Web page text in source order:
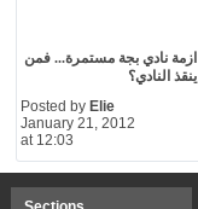
ازمة نادي بجة مستمرة... فمن
ينقذ النادي؟
Posted by Elie
January 21, 2012
at 12:03